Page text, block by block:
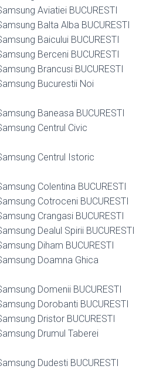
Aviatiei BUCURESTI
Balta Alba BUCURESTI
Baicului BUCURESTI
Berceni BUCURESTI
Brancusi BUCURESTI
Bucurestii Noi
Baneasa BUCURESTI
Centrul Civic
Centrul Istoric
Colentina BUCURESTI
Cotroceni BUCURESTI
Crangasi BUCURESTI
Dealul Spirii BUCURESTI
Diham BUCURESTI
Doamna Ghica
Domenii BUCURESTI
Dorobanti BUCURESTI
Dristor BUCURESTI
Drumul Taberei
Dudesti BUCURESTI